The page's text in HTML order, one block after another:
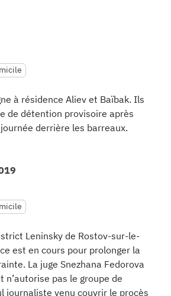
à résidence Aliev et Baïbak. Ils
de détention provisoire après
derrière les barreaux.
Leninsky de Rostov-sur-le-
est en cours pour prolonger la
La juge Snezhana Fedorova
n’autorise pas le groupe de
journaliste venu couvrir le procès